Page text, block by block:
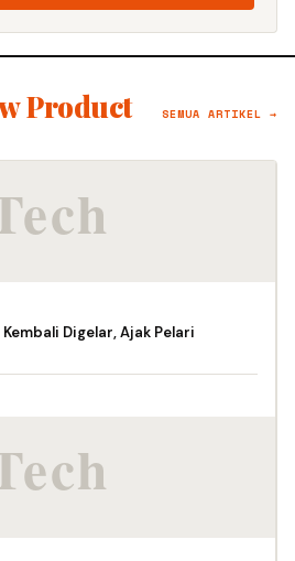
Product SEMUA ARTIKEL →
Digelar, Ajak Pelari